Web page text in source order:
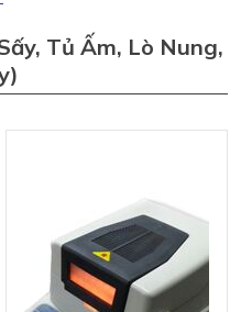
Tủ Ấm, Lò Nung,